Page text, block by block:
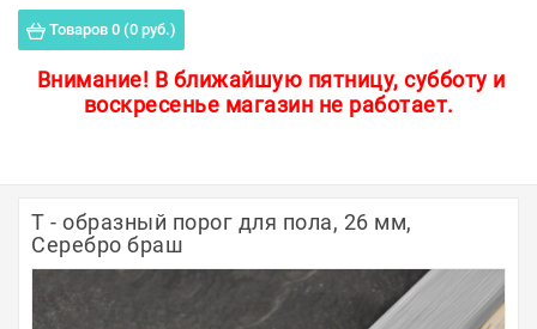
Товаров 0 (0 руб.)
Внимание! В ближайшую пятницу, субботу и
воскресенье магазин не работает.
Пороги для пола
Защитные уголки
Полосы из металла
Плинтуса
Т - образный порог для пола, 26 мм,
Серебро браш